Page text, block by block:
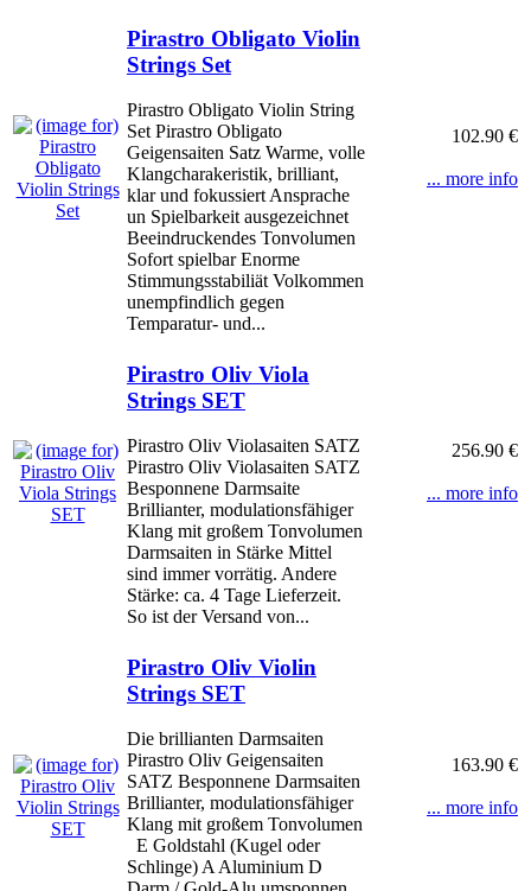
Pirastro Obligato Violin
Strings Set
Pirastro Obligato Violin String
Set Pirastro Obligato
Geigensaiten Satz Warme, volle
Klangcharakeristik, brilliant,
klar und fokussiert Ansprache
un Spielbarkeit ausgezeichnet
Beeindruckendes Tonvolumen
Sofort spielbar Enorme
Stimmungsstabiliät Volkommen
unempfindlich gegen
Temparatur- und...
102.90 €
... more info
Pirastro Oliv Viola
Strings SET
Pirastro Oliv Violasaiten SATZ
Pirastro Oliv Violasaiten SATZ
Besponnene Darmsaite
Brillianter, modulationsfähiger
Klang mit großem Tonvolumen
Darmsaiten in Stärke Mittel
sind immer vorrätig. Andere
Stärke: ca. 4 Tage Lieferzeit.
So ist der Versand von...
256.90 €
... more info
Pirastro Oliv Violin
Strings SET
Die brillianten Darmsaiten
Pirastro Oliv Geigensaiten
SATZ Besponnene Darmsaiten
Brillianter, modulationsfähiger
Klang mit großem Tonvolumen
E Goldstahl (Kugel oder
Schlinge) A Aluminium D
163.90 €
... more info